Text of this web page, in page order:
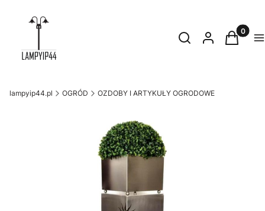
Otwórz
SzukajZaloguj sięKoszyk
lampyip44.pl OGRÓD OZDOBY I ARTYKUŁY OGRODOWE